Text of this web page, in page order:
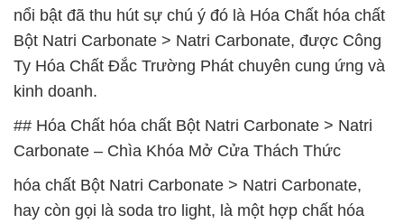
nổi bật đã thu hút sự chú ý đó là Hóa Chất hóa chất
Bột Natri Carbonate > Natri Carbonate, được Công
Ty Hóa Chất Đắc Trường Phát chuyên cung ứng và
kinh doanh.
## Hóa Chất hóa chất Bột Natri Carbonate > Natri
Carbonate – Chìa Khóa Mở Cửa Thách Thức
hóa chất Bột Natri Carbonate > Natri Carbonate,
hay còn gọi là soda tro light, là một hợp chất hóa